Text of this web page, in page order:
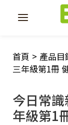
首頁 > 產品目
三年級第1冊
今日常
年級第1